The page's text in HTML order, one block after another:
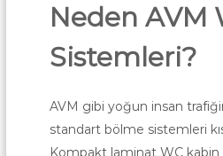
Neden AVM
Sistemleri?
AVM gibi yoğun insan
standart bölme sistemleri
Kompakt laminat WC